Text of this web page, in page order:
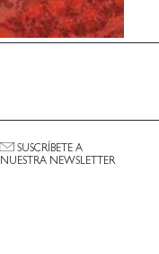
SUSCRÍBETE A
NUESTRA NEWSLETTER